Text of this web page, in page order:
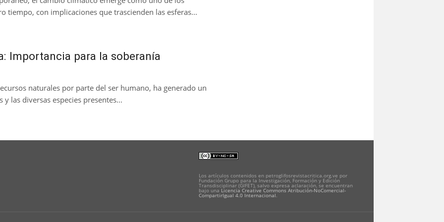
tiempo, con implicaciones que trascienden las esferas...
Importancia para la soberanía
naturales por parte del ser humano, ha generado un
las diversas especies presentes...
Los artículos contenidos en petroglifosrevistacritica.org.ve por
Fundación Grupo para la Investigación, Formación y Edición
Transdisciplinar (GIFET), salvo expresa aclaración, se encuentran
bajo una Licencia Creative Commons Atribución-NoComercial-
CompartirIgual 4.0 Internacional.